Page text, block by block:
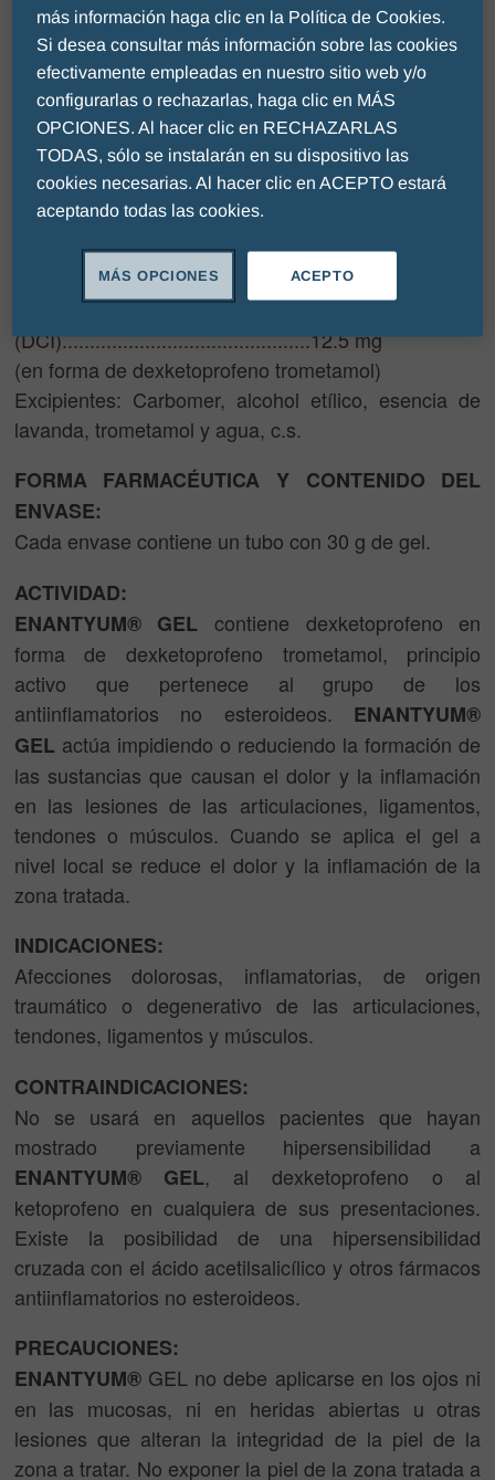
Uso tópico
El principio activo deENANTYUM®GEL,
dexketoprofeno en forma de sal de trometamol, ha
sido sintetizado y desarrollado en el Departamento
de Investigación y Desarrollo de Laboratorios
Menarini, S.A.
COMPOSICIÓN
Cada gramo de gel contiene:
Dexketoprofeno
(DCI).............................................12.5 mg
(en forma de dexketoprofeno trometamol)
Excipientes: Carbomer, alcohol etílico, esencia de
lavanda, trometamol y agua, c.s.
FORMA FARMACÉUTICA Y CONTENIDO DEL
ENVASE:
Cada envase contiene un tubo con 30 g de gel.
ACTIVIDAD:
ENANTYUM® GEL contiene dexketoprofeno en
forma de dexketoprofeno trometamol, principio
activo que pertenece al grupo de los
antiinflamatorios no esteroideos. ENANTYUM®
GEL actúa impidiendo o reduciendo la formación de
las sustancias que causan el dolor y la inflamación
en las lesiones de las articulaciones, ligamentos,
tendones o músculos. Cuando se aplica el gel a
nivel local se reduce el dolor y la inflamación de la
zona tratada.
INDICACIONES:
Afecciones dolorosas, inflamatorias, de origen
traumático o degenerativo de las articulaciones,
tendones, ligamentos y músculos.
CONTRAINDICACIONES:
No se usará en aquellos pacientes que hayan
mostrado previamente hipersensibilidad a
ENANTYUM® GEL, al dexketoprofeno o al
ketoprofeno en cualquiera de sus presentaciones.
Existe la posibilidad de una hipersensibilidad
cruzada con el ácido acetilsalicílico y otros fármacos
antiinflamatorios no esteroideos.
PRECAUCIONES:
ENANTYUM®GEL no debe aplicarse en los ojos ni
en las mucosas, ni en heridas abiertas u otras
lesiones que alteran la integridad de la piel de la
zona a tratar. No exponer la piel de la zona tratada a
más información haga clic en la Política de Cookies.
Si desea consultar más información sobre las cookies
efectivamente empleadas en nuestro sitio web y/o
configurarlas o rechazarlas, haga clic en MÁS
OPCIONES. Al hacer clic en RECHAZARLAS
TODAS, sólo se instalarán en su dispositivo las
cookies necesarias. Al hacer clic en ACEPTO estará
aceptando todas las cookies.
ACEPTO
MÁS OPCIONES